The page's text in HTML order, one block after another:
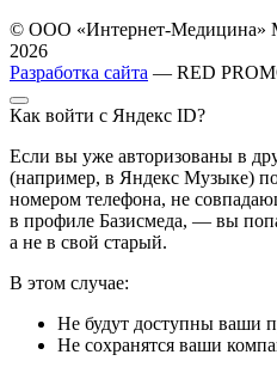
© ООО «Интернет-Медицина»
2026
Разработка сайта — RED
Как войти с Яндекс ID?
Если вы уже авторизованы в
(например, в Яндекс Музыке)
номером телефона, не
в профиле Базисмеда, — вы
а не в свой старый.
В этом случае:
Не будут доступны ваши
Не сохранятся ваши